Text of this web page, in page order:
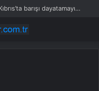
BM Genel Sekreteri Guterres: Kıbrıs’ta barışı dayatamayız, Kıbrıslılar inşa edebilir